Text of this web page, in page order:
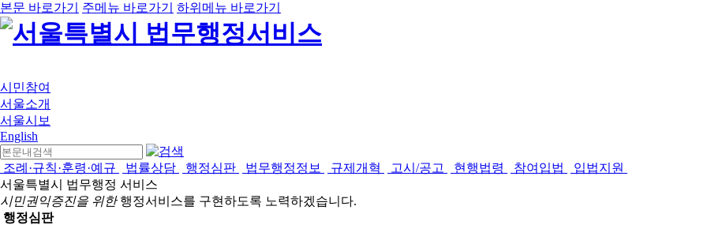
본문 바로가기 주메뉴 바로가기 하위메뉴 바로가기
시민참여
서울소개
서울시보
English
조례·규칙·훈령·예규 법률상담 행정심판 법무행정정보 규제개혁 고시/공고 현행법령 참여입법
입법지원
서울특별시 법무행정 서비스
시민권익증진을 위한행정서비스를 구현하도록 노력하겠습니다.
행정심판